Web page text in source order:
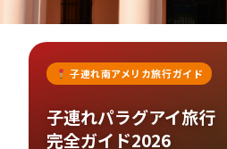
子連れ南アメリカ旅行ガイド
子連れパラグアイ旅行
完全ガイド2026